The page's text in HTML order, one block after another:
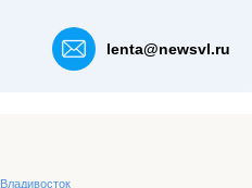
lenta@newsvl.ru
Владивосток